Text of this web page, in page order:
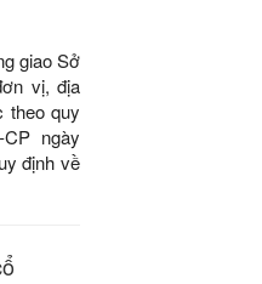
giao Sở
vị, địa
theo quy
ngày
định về